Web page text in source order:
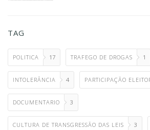
TAG
POLITICA 17 TRAFEGO DE DROGAS 1
INTOLERÂNCIA 4 PARTICIPAÇÃO
DOCUMENTARIO 3
CULTURA DE TRANSGRESSÃO DAS LEIS 3